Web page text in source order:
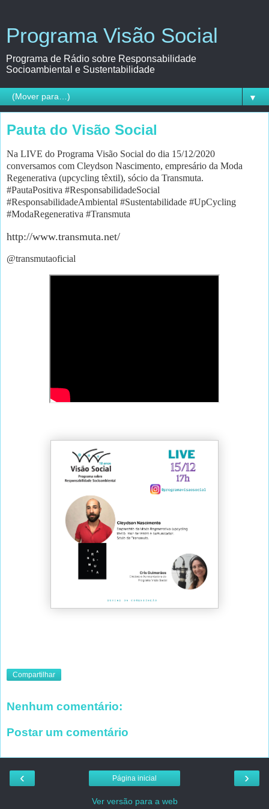
Programa Visão Social
Programa de Rádio sobre Responsabilidade
Socioambiental e Sustentabilidade
▼
Pauta do Visão Social
Na LIVE do Programa Visão Social do dia 15/12/2020
conversamos com Cleydson Nascimento, empresário da Moda
Regenerativa (upcycling têxtil), sócio da Transmuta.
#PautaPositiva #ResponsabilidadeSocial
#ResponsabilidadeAmbiental #Sustentabilidade #UpCycling
#ModaRegenerativa #Transmuta
http://www.transmuta.net/
@transmutaoficial
Compartilhar
Nenhum comentário:
Postar um comentário
‹ ›
Página inicial
Ver versão para a web